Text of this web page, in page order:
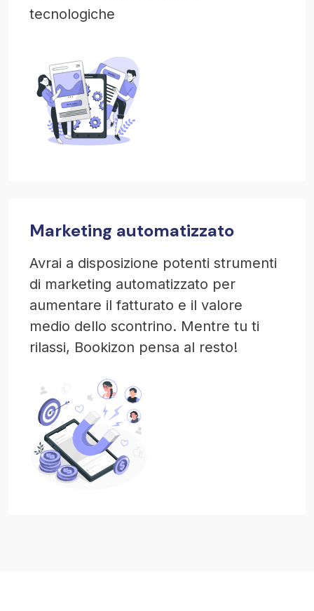
tecnologiche
Marketing automatizzato
Avrai a disposizione potenti strumenti
di marketing automatizzato per
aumentare il fatturato e il valore
medio dello scontrino. Mentre tu ti
rilassi, Bookizon pensa al resto!